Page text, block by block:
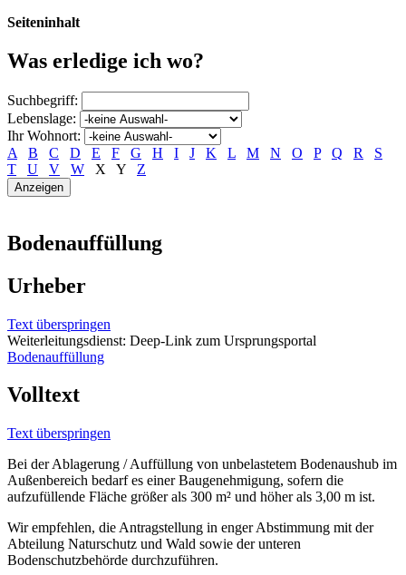
Seiteninhalt
Was erledige ich wo?
Suchbegriff:
Lebenslage:
Ihr Wohnort:
A
B C D E F G H I J K L M N O P Q R
S
T
U V W X Y Z
Bodenauffüllung
Urheber
Text überspringen
Weiterleitungsdienst: Deep-Link zum Ursprungsportal
Bodenauffüllung
Volltext
Text überspringen
Bei der Ablagerung / Auffüllung von unbelastetem Bodenaushub im
Außenbereich bedarf es einer Baugenehmigung, sofern die
aufzufüllende Fläche größer als 300 m² und höher als 3,00 m ist.
Wir empfehlen, die Antragstellung in enger Abstimmung mit der
Abteilung Naturschutz und Wald sowie der unteren
Bodenschutzbehörde durchzuführen.